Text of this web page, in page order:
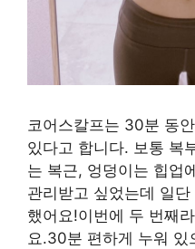
코어스칼프는 30분 동
있다고 합니다. 보통 복
는 복근, 엉덩이는 힙업
관리받고 싶었는데 일
했어요!이번에 두 번째
요.30분 편하게 누워 있